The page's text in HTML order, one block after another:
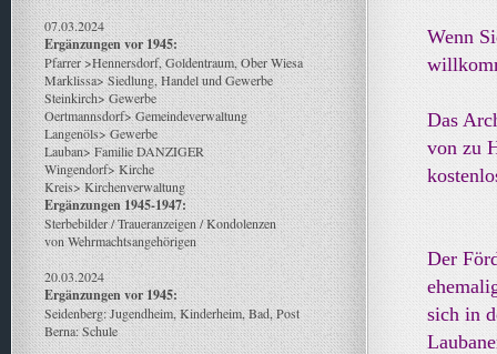
07.03.2024
Ergänzungen vor 1945:
Pfarrer >Hennersdorf, Goldentraum, Ober Wiesa
Marklissa> Siedlung, Handel und Gewerbe
Steinkirch> Gewerbe
Oertmannsdorf> Gemeindeverwaltung
Langenöls> Gewerbe
Lauban> Familie DANZIGER
Wingendorf> Kirche
Kreis> Kirchenverwaltung
Ergänzungen 1945-1947:
Sterbebilder / Traueranzeigen / Kondolenzen
von Wehrmachtsangehörigen
20.03.2024
Ergänzungen vor 1945:
Seidenberg: Jugendheim, Kinderheim, Bad, Post
Berna: Schule
Wenn
Das
von zu
Der
sich in